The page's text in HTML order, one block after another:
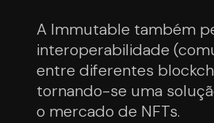
A Immutable também
interoperabilidade
entre diferentes
tornando-se uma
o mercado de NFTs.